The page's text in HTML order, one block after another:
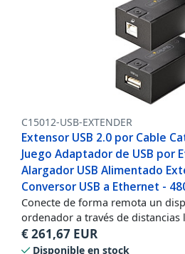
C15012-USB-EXTENDER
Extensor USB 2.0 por Cable
Juego Adaptador de USB por
Alargador USB Alimentado
Conversor USB a Ethernet -
Conecte de forma remota un
ordenador a través de distancias
€261,67 EUR
Disponible en stock